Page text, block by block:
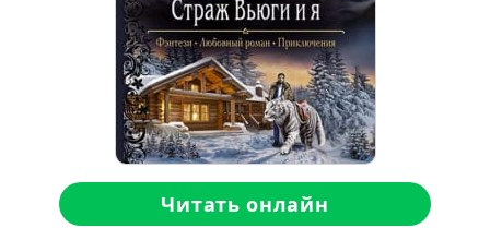
Читать онлайн